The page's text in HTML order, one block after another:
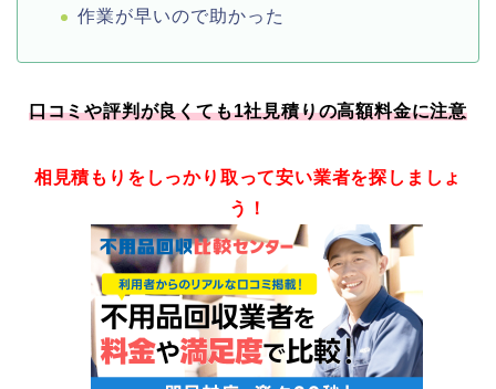
作業が早いので助かった
口コミや評判が良くても1社見積りの高額料金に注意
相見積もりをしっかり取って安い業者を探しましょ
う！